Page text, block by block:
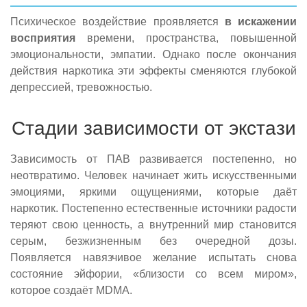
Психическое воздействие проявляется в искажении
восприятия времени, пространства, повышенной
эмоциональности, эмпатии. Однако после окончания
действия наркотика эти эффекты сменяются глубокой
депрессией, тревожностью.
Стадии зависимости от экстази
Зависимость от ПАВ развивается постепенно, но
неотвратимо. Человек начинает жить искусственными
эмоциями, яркими ощущениями, которые даёт
наркотик. Постепенно естественные источники радости
теряют свою ценность, а внутренний мир становится
серым, безжизненным без очередной дозы.
Появляется навязчивое желание испытать снова
состояние эйфории, «близости со всем миром»,
которое создаёт MDMA.